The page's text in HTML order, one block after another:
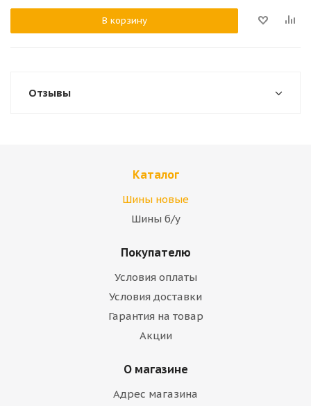
В корзину
Отзывы
Каталог
Шины новые
Шины б/у
Покупателю
Условия оплаты
Условия доставки
Гарантия на товар
Акции
О магазине
Адрес магазина